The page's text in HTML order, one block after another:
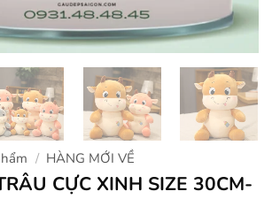
/ HÀNG MỚI VỀ
CỰC XINH SIZE 30CM-